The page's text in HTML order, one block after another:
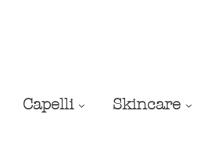
Capelli Skincare